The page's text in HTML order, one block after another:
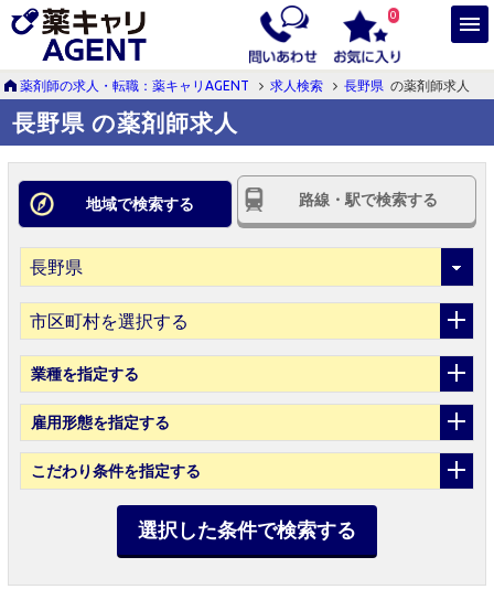
0
薬剤師の求人・転職：薬キャリAGENT 求人検索 長野県 の薬剤師求人
長野県 の薬剤師求人
地域で検索する 路線・駅で検索する
市区町村を選択する
業種を指定する
雇用形態を指定する
こだわり条件を指定する
選択した条件で検索する